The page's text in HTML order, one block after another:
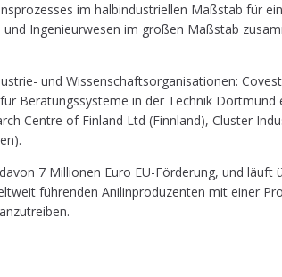
im halb­in­dus­tri­el­len Maß­stab für
Inge­nieur­we­sen im gro­ßen Maß­stab
und Wis­sen­schafts­or­ga­ni­sa­tio­nen:
Bera­tungs­sys­te­me in der Tech­nik
Cent­re of Fin­land Ltd (Finn­land), Clus­ter
7 Mil­lio­nen Euro EU-För­de­rung, und
füh­ren­den Ani­lin­pro­du­zen­ten mit einer